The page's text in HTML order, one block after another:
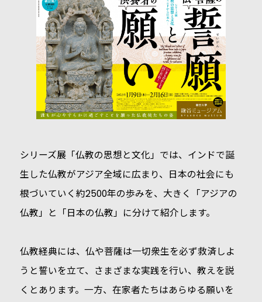
シリーズ展「仏教の思想と文化」では、インドで誕
生した仏教がアジア全域に広まり、日本の社会にも
根づいていく約2500年の歩みを、大きく「アジアの
仏教」と「日本の仏教」に分けて紹介します。
仏教経典には、仏や菩薩は一切衆生を必ず救済しよ
うと誓いを立て、さまざまな実践を行い、教えを説
くとあります。一方、在家者たちはあらゆる願いを